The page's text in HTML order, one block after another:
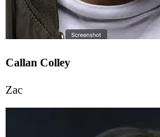
Callan Colley
Zac